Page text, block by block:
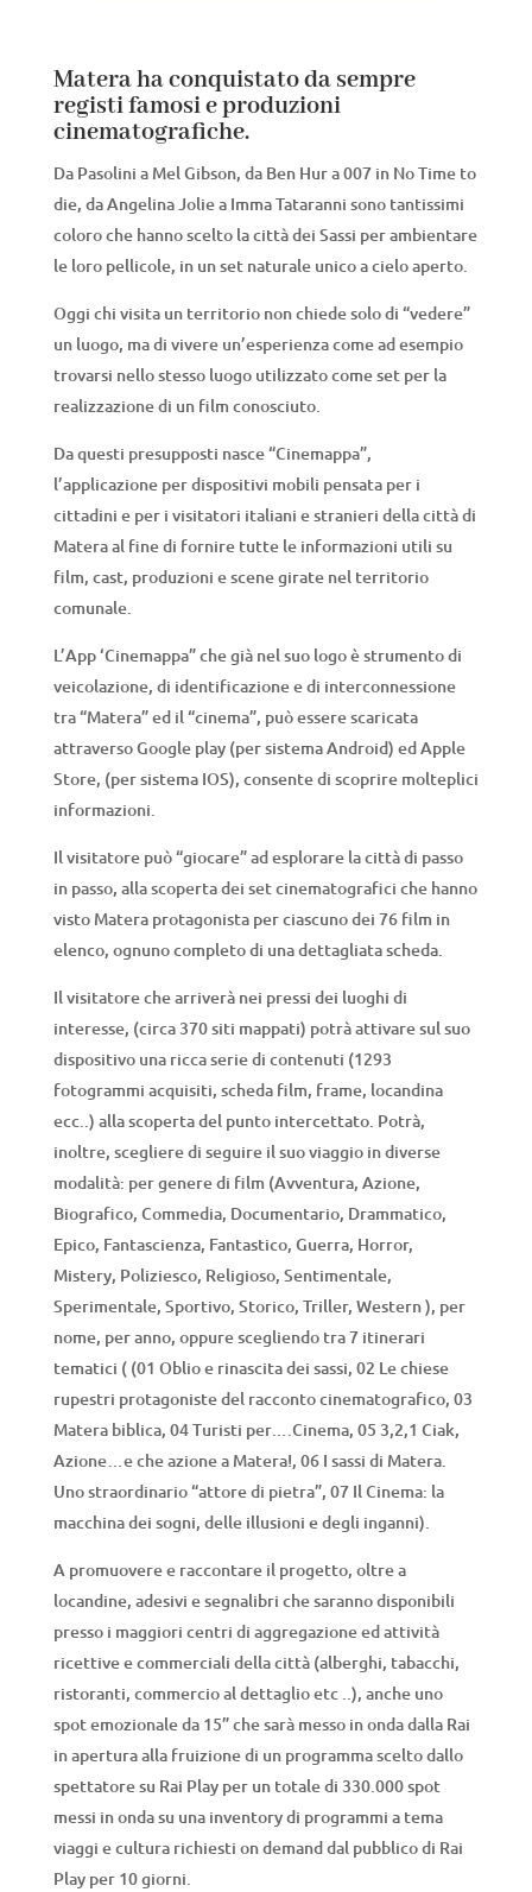
Matera ha conquistato da sempre
registi famosi e produzioni
cinematografiche.
Da Pasolini a Mel Gibson, da Ben Hur a 007 in No Time to
die, da Angelina Jolie a Imma Tataranni sono tantissimi
coloro che hanno scelto la città dei Sassi per ambientare
le loro pellicole, in un set naturale unico a cielo aperto.
Oggi chi visita un territorio non chiede solo di “vedere”
un luogo, ma di vivere un’esperienza come ad esempio
trovarsi nello stesso luogo utilizzato come set per la
realizzazione di un film conosciuto.
Da questi presupposti nasce “Cinemappa”,
l’applicazione per dispositivi mobili pensata per i
cittadini e per i visitatori italiani e stranieri della città di
Matera al fine di fornire tutte le informazioni utili su
film, cast, produzioni e scene girate nel territorio
comunale.
L’App ‘Cinemappa” che già nel suo logo è strumento di
veicolazione, di identificazione e di interconnessione
tra “Matera” ed il “cinema”, può essere scaricata
attraverso Google play (per sistema Android) ed Apple
Store, (per sistema IOS), consente di scoprire molteplici
informazioni.
Il visitatore può “giocare” ad esplorare la città di passo
in passo, alla scoperta dei set cinematografici che hanno
visto Matera protagonista per ciascuno dei 76 film in
elenco, ognuno completo di una dettagliata scheda.
Il visitatore che arriverà nei pressi dei luoghi di
interesse, (circa 370 siti mappati) potrà attivare sul suo
dispositivo una ricca serie di contenuti (1293
fotogrammi acquisiti, scheda film, frame, locandina
ecc..) alla scoperta del punto intercettato. Potrà,
inoltre, scegliere di seguire il suo viaggio in diverse
modalità: per genere di film (Avventura, Azione,
Biografico, Commedia, Documentario, Drammatico,
Epico, Fantascienza, Fantastico, Guerra, Horror,
Mistery, Poliziesco, Religioso, Sentimentale,
Sperimentale, Sportivo, Storico, Triller, Western ), per
nome, per anno, oppure scegliendo tra 7 itinerari
tematici ( (01 Oblio e rinascita dei sassi, 02 Le chiese
rupestri protagoniste del racconto cinematografico, 03
Matera biblica, 04 Turisti per….Cinema, 05 3,2,1 Ciak,
Azione…e che azione a Matera!, 06 I sassi di Matera.
Uno straordinario “attore di pietra”, 07 Il Cinema: la
macchina dei sogni, delle illusioni e degli inganni).
A promuovere e raccontare il progetto, oltre a
locandine, adesivi e segnalibri che saranno disponibili
presso i maggiori centri di aggregazione ed attività
ricettive e commerciali della città (alberghi, tabacchi,
ristoranti, commercio al dettaglio etc ..), anche uno
spot emozionale da 15” che sarà messo in onda dalla Rai
in apertura alla fruizione di un programma scelto dallo
spettatore su Rai Play per un totale di 330.000 spot
messi in onda su una inventory di programmi a tema
viaggi e cultura richiesti on demand dal pubblico di Rai
Play per 10 giorni.